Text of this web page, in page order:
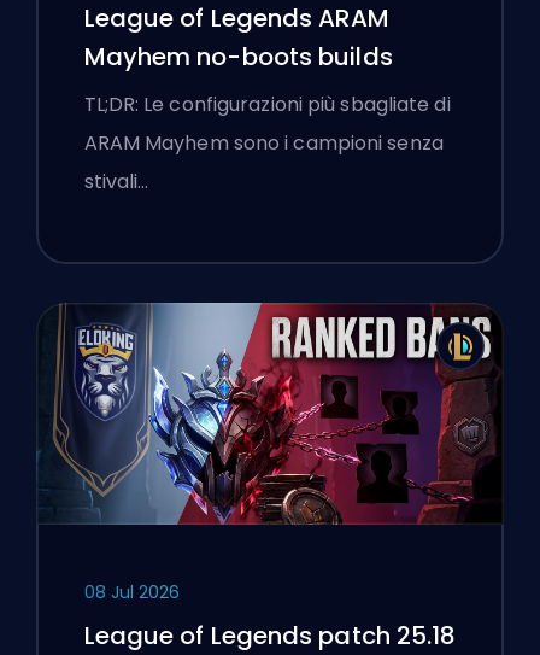
League of Legends ARAM
Mayhem no-boots builds
TL;DR: Le configurazioni più sbagliate di
ARAM Mayhem sono i campioni senza
stivali…
08 Jul 2026
League of Legends patch 25.18